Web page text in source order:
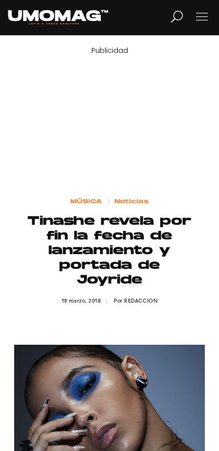
LIFESTYLE
Contacto
Aviso Legal
© 2015-2022 UMOMAG. PROPIEDAD DE UMO agency. TODOS LOS
DERECHOS RESERVADOS.
Publicidad
MÚSICA Noticias
Tinashe revela por
fin la fecha de
lanzamiento y
portada de
Joyride
19 marzo, 2018 PorREDACCION